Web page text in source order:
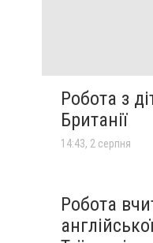
Робота з
Британії
14:43, 2 серпня
Робота